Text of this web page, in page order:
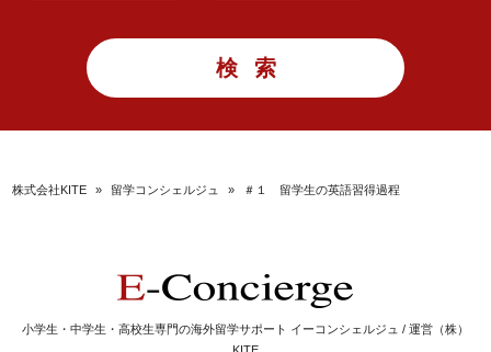
株式会社KITE » 留学コンシェルジュ » ＃１ 留学生の英語習得過程
小学生・中学生・高校生専門の海外留学サポート イーコンシェルジュ / 運営（株）